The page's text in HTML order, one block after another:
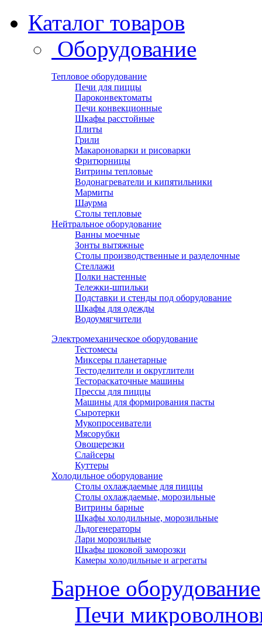
Каталог товаров
Оборудование
Тепловое оборудование
Печи для пиццы
Пароконвектоматы
Печи конвекционные
Шкафы расстойные
Плиты
Грили
Макароноварки и рисоварки
Фритюрницы
Витрины тепловые
Водонагреватели и кипятильники
Мармиты
Шаурма
Столы тепловые
Нейтральное оборудование
Ванны моечные
Зонты вытяжные
Столы производственные и разделочные
Стеллажи
Полки настенные
Тележки-шпильки
Подставки и стенды под оборудование
Шкафы для одежды
Водоумягчители
Электромеханическое оборудование
Тестомесы
Миксеры планетарные
Тестоделители и округлители
Тестораскаточные машины
Прессы для пиццы
Машины для формирования пасты
Сыротерки
Мукопросеиватели
Мясорубки
Овощерезки
Слайсеры
Куттеры
Холодильное оборудование
Столы охлаждаемые для пиццы
Столы охлаждаемые, морозильные
Витрины барные
Шкафы холодильные, морозильные
Льдогенераторы
Лари морозильные
Шкафы шоковой заморозки
Камеры холодильные и агрегаты
Барное оборудование
Печи